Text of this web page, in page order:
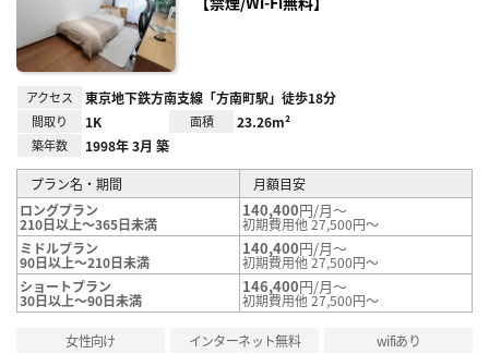
アクセス 東京地下鉄方南支線「方南町駅」徒歩18分
間取り 1K 面積 23.26m²
築年数 1998年 3月 築
プラン名・期間
月額目安
ロングプラン
210日以上～365日未満
140,400円/月～
初期費用他 27,500円～
ミドルプラン
90日以上～210日未満
140,400円/月～
初期費用他 27,500円～
ショートプラン
30日以上～90日未満
146,400円/月～
初期費用他 27,500円～
女性向け インターネット無料
wifiあり